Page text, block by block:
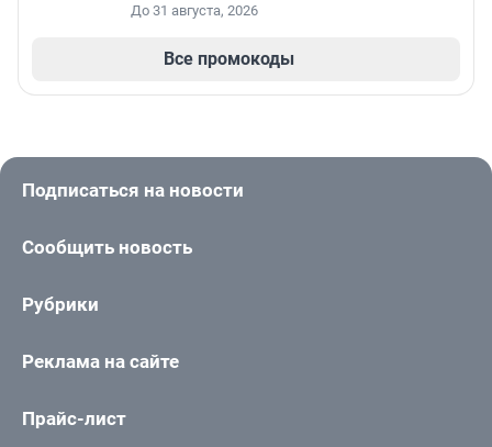
До 31 августа, 2026
Все промокоды
Подписаться на новости
Сообщить новость
Рубрики
Реклама на сайте
Прайс-лист